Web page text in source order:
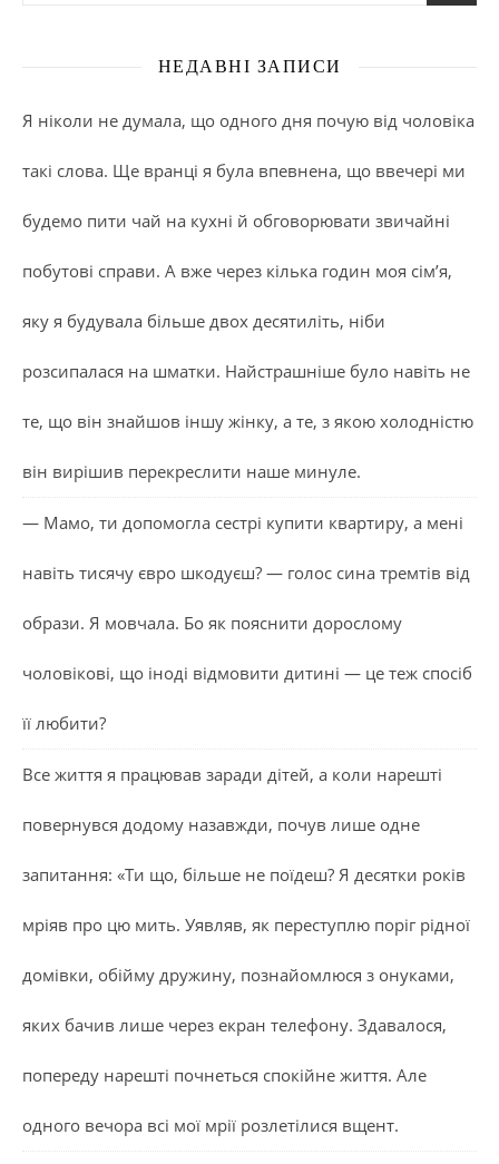
НЕДАВНІ ЗАПИСИ
Я ніколи не думала, що одного дня почую від чоловіка
такі слова. Ще вранці я була впевнена, що ввечері ми
будемо пити чай на кухні й обговорювати звичайні
побутові справи. А вже через кілька годин моя сім’я,
яку я будувала більше двох десятиліть, ніби
розсипалася на шматки. Найстрашніше було навіть не
те, що він знайшов іншу жінку, а те, з якою холодністю
він вирішив перекреслити наше минуле.
— Мамо, ти допомогла сестрі купити квартиру, а мені
навіть тисячу євро шкодуєш? — голос сина тремтів від
образи. Я мовчала. Бо як пояснити дорослому
чоловікові, що іноді відмовити дитині — це теж спосіб
її любити?
Все життя я працював заради дітей, а коли нарешті
повернувся додому назавжди, почув лише одне
запитання: «Ти що, більше не поїдеш? Я десятки років
мріяв про цю мить. Уявляв, як переступлю поріг рідної
домівки, обійму дружину, познайомлюся з онуками,
яких бачив лише через екран телефону. Здавалося,
попереду нарешті почнеться спокійне життя. Але
одного вечора всі мої мрії розлетілися вщент.